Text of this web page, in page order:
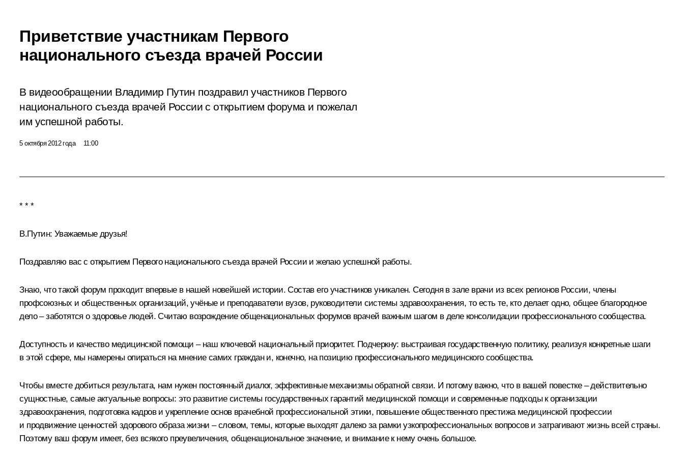
Приветствие участникам Первого
национального съезда врачей России
В видеообращении Владимир Путин поздравил участников Первого
национального съезда врачей России с открытием форума и пожелал
им успешной работы.
5 октября 2012 года 11:00
* * *
В.Путин: Уважаемые друзья!
Поздравляю вас с открытием Первого национального съезда врачей России и желаю успешной работы.
Знаю, что такой форум проходит впервые в нашей новейшей истории. Состав его участников уникален. Сегодня в зале врачи из всех регионов России, члены
профсоюзных и общественных организаций, учёные и преподаватели вузов, руководители системы здравоохранения, то есть те, кто делает одно, общее благородное
дело – заботятся о здоровье людей. Считаю возрождение общенациональных форумов врачей важным шагом в деле консолидации профессионального сообщества.
Доступность и качество медицинской помощи – наш ключевой национальный приоритет. Подчеркну: выстраивая государственную политику, реализуя конкретные шаги
в этой сфере, мы намерены опираться на мнение самих граждан и, конечно, на позицию профессионального медицинского сообщества.
Чтобы вместе добиться результата, нам нужен постоянный диалог, эффективные механизмы обратной связи. И потому важно, что в вашей повестке – действительно
сущностные, самые актуальные вопросы: это развитие системы государственных гарантий медицинской помощи и современные подходы к организации
здравоохранения, подготовка кадров и укрепление основ врачебной профессиональной этики, повышение общественного престижа медицинской профессии
и продвижение ценностей здорового образа жизни – словом, темы, которые выходят далеко за рамки узкопрофессиональных вопросов и затрагивают жизнь всей страны.
Поэтому ваш форум имеет, без всякого преувеличения, общенациональное значение, и внимание к нему очень большое.